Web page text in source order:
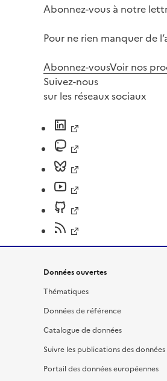
Abonnez-vous à notre
Pour ne rien manquer de
Abonnez-vousVoir nos
Suivez-nous
sur les réseaux sociaux
Données ouvertes
Thématiques
Données de référence
Catalogue de données
Suivre les publications des données
Portail des données européennes